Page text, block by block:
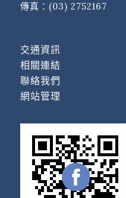
傳真：(03) 2752167
交通資訊
相關連結
聯絡我們
網站管理